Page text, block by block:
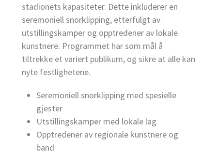
stadionets kapasiteter. Dette inkluderer en
seremoniell snorklipping, etterfulgt av
utstillingskamper og opptredener av lokale
kunstnere. Programmet har som mål å
tiltrekke et variert publikum, og sikre at alle kan
nyte festlighetene.
Seremoniell snorklipping med spesielle
gjester
Utstillingskamper med lokale lag
Opptredener av regionale kunstnere og
band